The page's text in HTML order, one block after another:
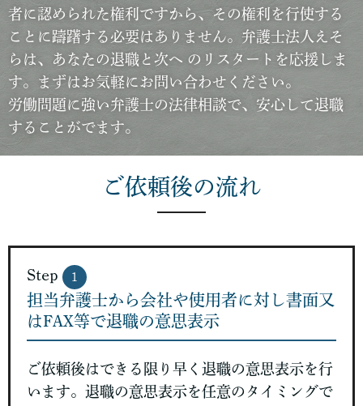
者に認められた権利 ですから、その権利を行使する
ことに躊躇する必要はありません。弁護士法人えそ
らは、あなたの退職と次へ のリスタートを応援しま
す。まずはお気軽にお問い合わせください。
労働問題に強い弁護士の法律相談で、安心して退職
することがでます。
ご依頼後の流れ
Step 1
担当弁護士から会社や使用者に対し書面又
はFAX等で退職の意思表示
ご依頼後はできる限り早く退職の意思表示を行
います。退職の意思表示を任意のタイミングで